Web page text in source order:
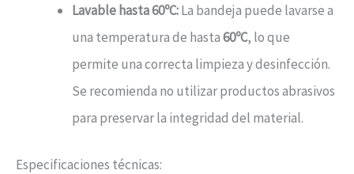
Lavable hasta 60ºC:La bandeja puede lavarse a
una temperatura de hasta60ºC, lo que
permite una correcta limpieza y desinfección.
Se recomienda no utilizar productos abrasivos
para preservar la integridad del material.
Especificaciones técnicas: